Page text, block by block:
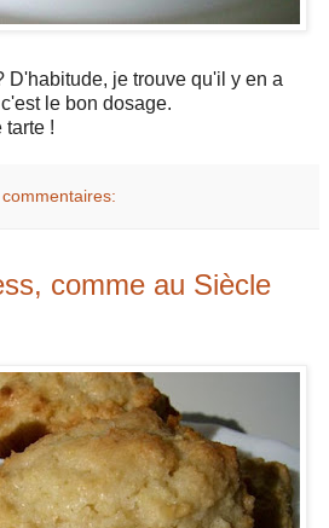
D'habitude, je trouve qu'il y en a
le bon dosage.
tarte !
comme au Siècle